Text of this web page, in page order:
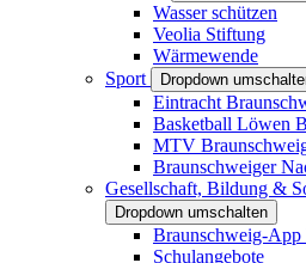
Wasser schützen
Veolia Stiftung
Wärmewende
Sport
Dropdown
Eintracht
Basketball Löwen
MTV
Braunschweiger
Gesellschaft, Bildung &
Dropdown umschalten
Braunschweig-
Schulangebote